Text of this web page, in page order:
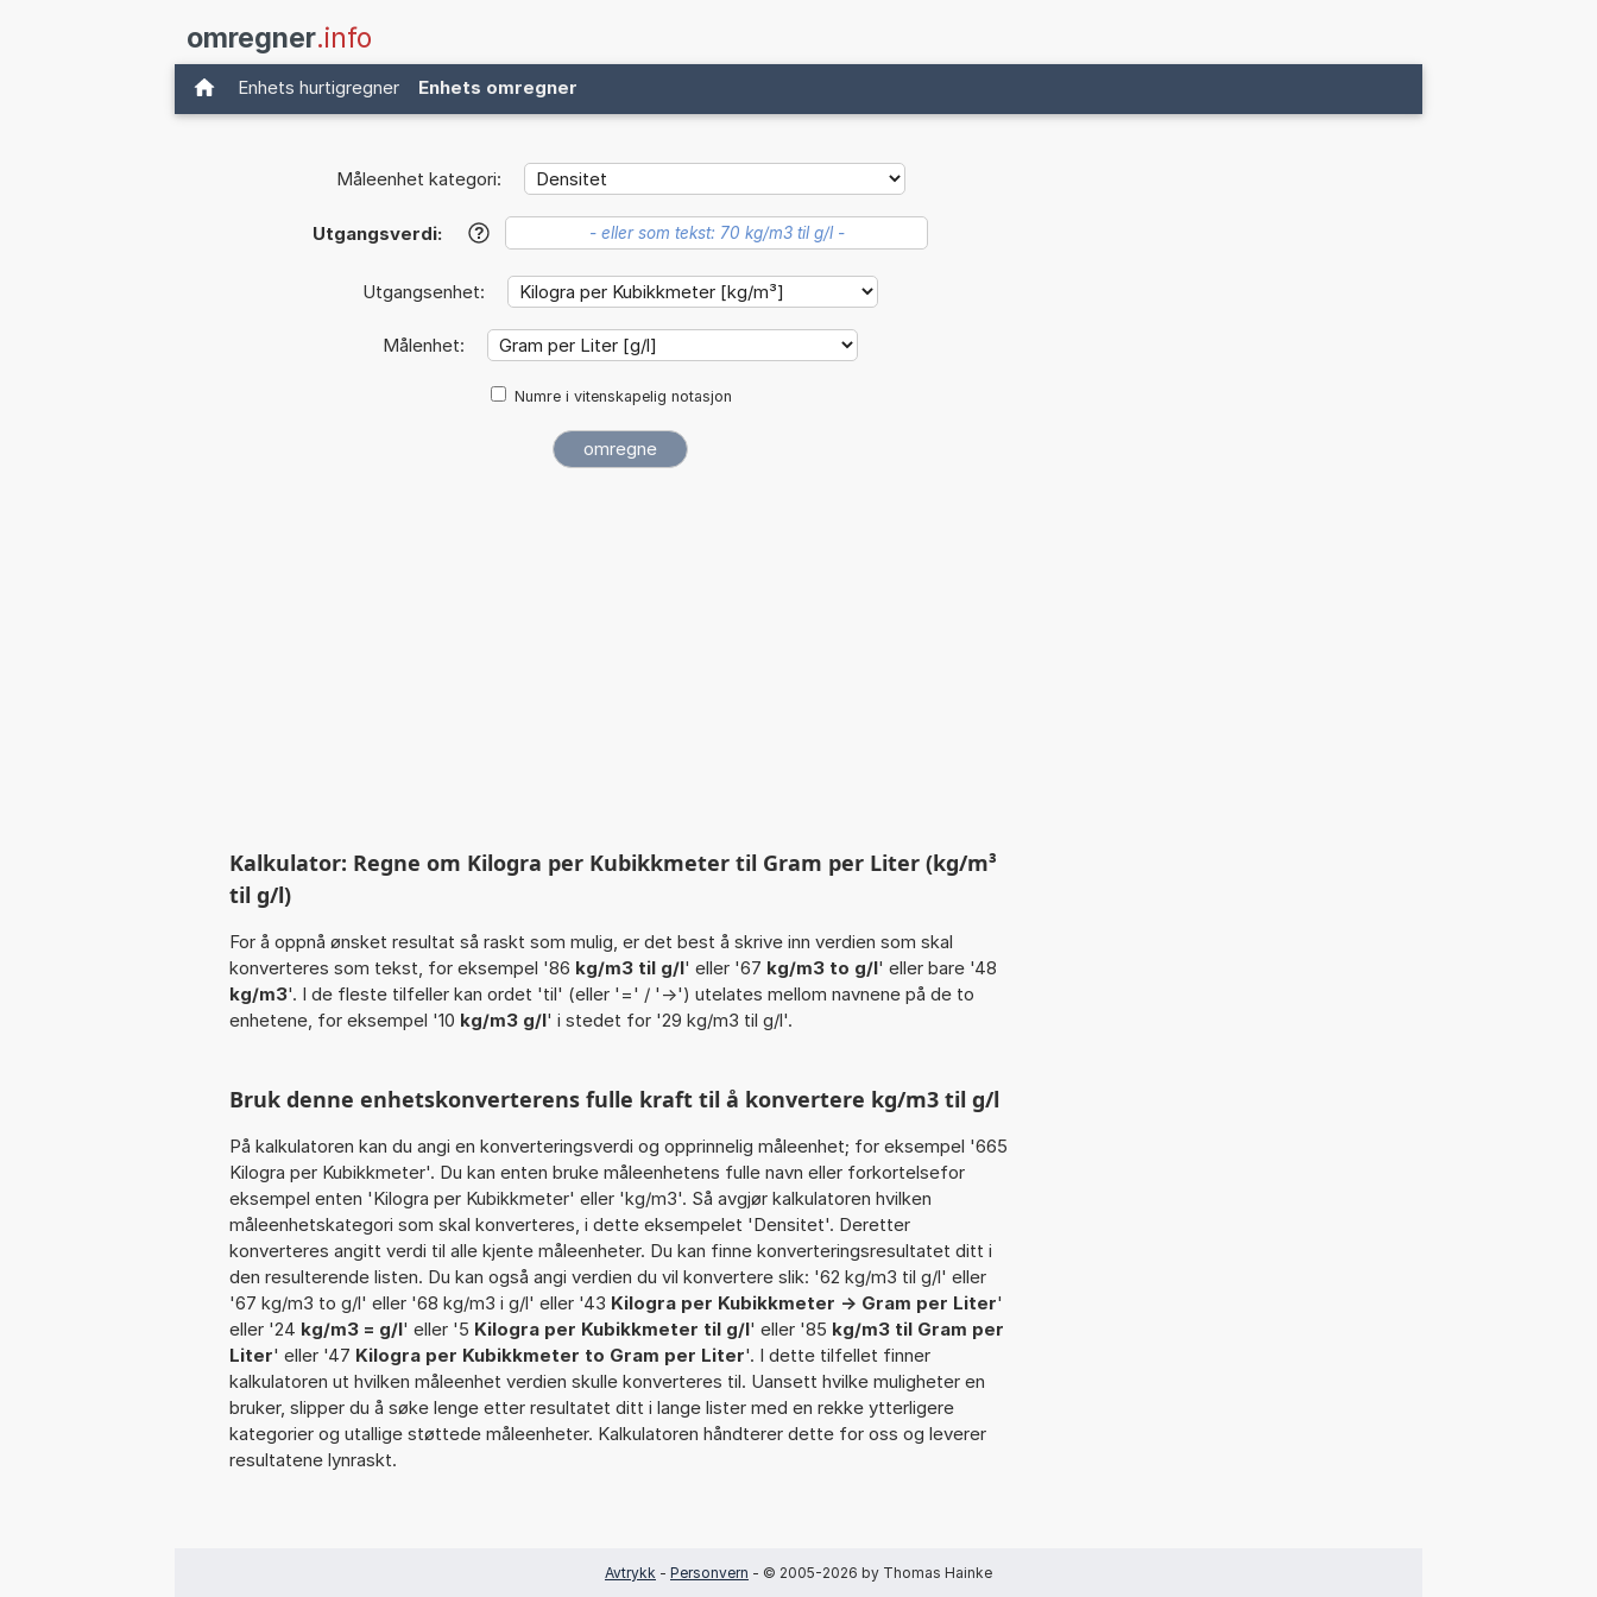
omregner.info
Enhets hurtigregner Enhets omregner
Måleenhet kategori:
Utgangsverdi: ?
Utgangsenhet:
Målenhet:
Numre i vitenskapelig notasjon
Kalkulator: Regne om Kilogra per Kubikkmeter til Gram per Liter (kg/m³
til g/l)
For å oppnå ønsket resultat så raskt som mulig, er det best å skrive inn verdien som skal
konverteres som tekst, for eksempel '86 kg/m3 til g/l' eller '67 kg/m3 to g/l' eller bare '48
kg/m3'. I de fleste tilfeller kan ordet 'til' (eller '=' / '->') utelates mellom navnene på de to
enhetene, for eksempel '10 kg/m3 g/l' i stedet for '29 kg/m3 til g/l'.
Bruk denne enhetskonverterens fulle kraft til å konvertere kg/m3 til g/l
På kalkulatoren kan du angi en konverteringsverdi og opprinnelig måleenhet; for eksempel '665
Kilogra per Kubikkmeter'. Du kan enten bruke måleenhetens fulle navn eller forkortelsefor
eksempel enten 'Kilogra per Kubikkmeter' eller 'kg/m3'. Så avgjør kalkulatoren hvilken
måleenhetskategori som skal konverteres, i dette eksempelet 'Densitet'. Deretter
konverteres angitt verdi til alle kjente måleenheter. Du kan finne konverteringsresultatet ditt i
den resulterende listen. Du kan også angi verdien du vil konvertere slik: '62 kg/m3 til g/l' eller
'67 kg/m3 to g/l' eller '68 kg/m3 i g/l' eller '43 Kilogra per Kubikkmeter -> Gram per Liter'
eller '24 kg/m3 = g/l' eller '5 Kilogra per Kubikkmeter til g/l' eller '85 kg/m3 til Gram per
Liter' eller '47 Kilogra per Kubikkmeter to Gram per Liter'. I dette tilfellet finner
kalkulatoren ut hvilken måleenhet verdien skulle konverteres til. Uansett hvilke muligheter en
bruker, slipper du å søke lenge etter resultatet ditt i lange lister med en rekke ytterligere
kategorier og utallige støttede måleenheter. Kalkulatoren håndterer dette for oss og leverer
resultatene lynraskt.
Avtrykk - Personvern - © 2005-2026 by Thomas Hainke